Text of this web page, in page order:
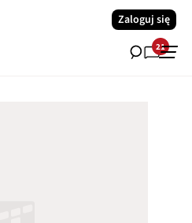
Zaloguj się
21